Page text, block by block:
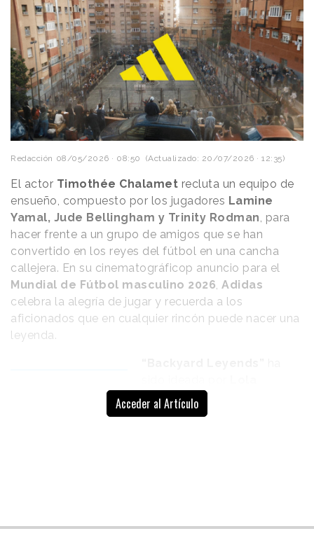
Redacción 08/05/2026 · 08:50 (Actualizado: 20/07/2026 · 12:35)
El actor Timothée Chalamet recluta un equipo de
ensueño, compuesto por los jugadores Lamine
Yamal, Jude Bellingham y Trinity Rodman, para
hacer frente a un grupo de amigos que se han
convertido en los reyes del fútbol en una cancha
callejera. En su cinematográficop anuncio para el
Mundial de Fútbol masculino 2026, Adidas
celebra la alegría de jugar y recuerda a los
aficionados que en cualquier rincón puede nacer una
leyenda.
El anuncio forma
Estados Unidos
agencia de Omnicom,
claim ejerce como inspiración de la historia, que
Acceder al Artículo